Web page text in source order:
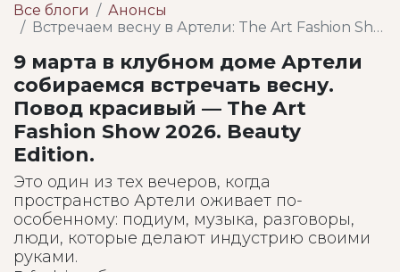
Все блоги
Анонсы
Встречаем весну в Артели: The Art Fashion Show 2026. Beauty Edition
9 марта в клубном доме Артели
собираемся встречать весну.
Повод красивый — The Art
Fashion Show 2026. Beauty
Edition.
Это один из тех вечеров, когда
пространство Артели оживает по-
особенному: подиум, музыка, разговоры,
люди, которые делают индустрию своими
руками.